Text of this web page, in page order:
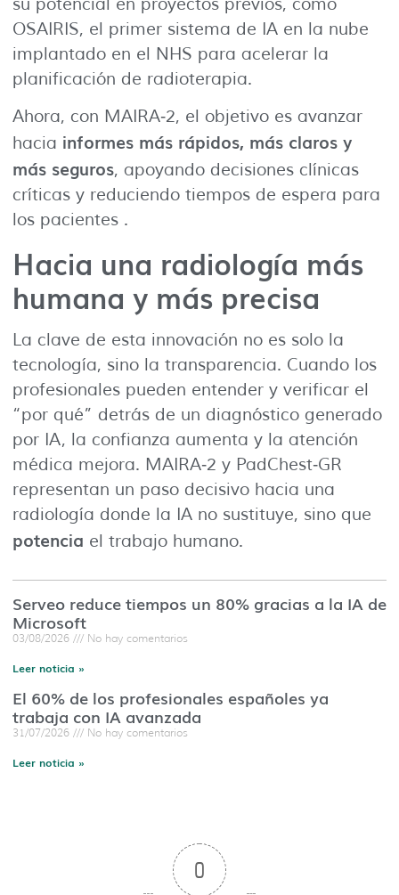
OSAIRIS, el primer sistema de IA en la nube
implantado en el NHS para acelerar la
planificación de radioterapia.
Ahora, con MAIRA‑2, el objetivo es avanzar
hacia informes más rápidos, más claros y
más seguros, apoyando decisiones clínicas
críticas y reduciendo tiempos de espera para
los pacientes .
Hacia una radiología más
humana y más precisa
La clave de esta innovación no es solo la
tecnología, sino la transparencia. Cuando los
profesionales pueden entender y verificar el
“por qué” detrás de un diagnóstico generado
por IA, la confianza aumenta y la atención
médica mejora. MAIRA‑2 y PadChest‑GR
representan un paso decisivo hacia una
radiología donde la IA no sustituye, sino que
potencia el trabajo humano.
Serveo reduce tiempos un 80% gracias a la IA de
Microsoft
03/08/2026 No hay comentarios
Leer noticia »
El 60% de los profesionales españoles ya
trabaja con IA avanzada
31/07/2026 No hay comentarios
Leer noticia »
0